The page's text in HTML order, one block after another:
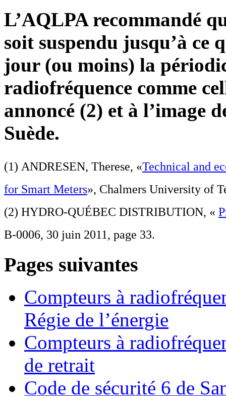
L’AQLPA recommandé
soit suspendu jusqu’à ce
jour (ou moins) la
radiofréquence comme
annoncé (2) et à l’image
Suède.
(1) ANDRESEN, Therese, «Technical and
for Smart Meters», Chalmers University of
(2) HYDRO-QUÉBEC DISTRIBUTION, «
B-0006, 30 juin 2011, page 33.
Pages suivantes
Compteurs à
Régie de l’énergie
Compteurs à
de retrait
Code de sécurité 6 de